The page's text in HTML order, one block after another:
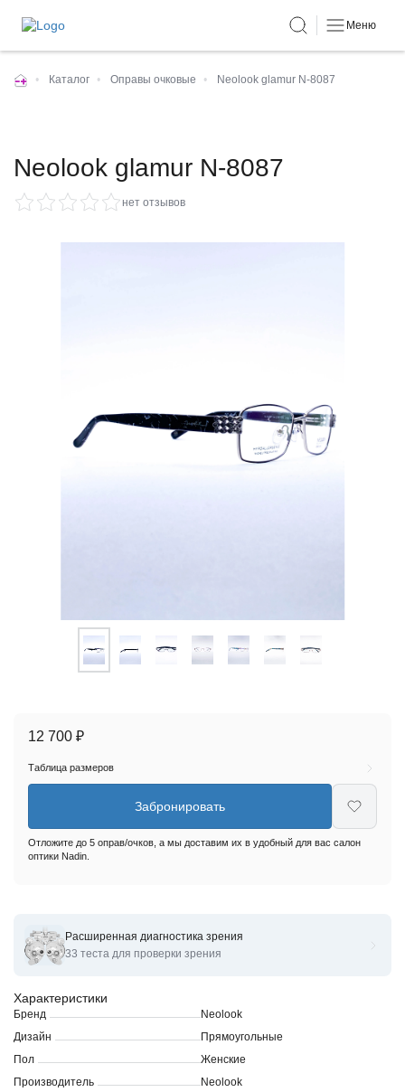
Меню
• Каталог • Оправы очковые • Neolook glamur N-8087
Neolook glamur N-8087
нет отзывов
Оправы для очков корригирующих Neolook glamur N-8087
Характеристики
Бренд
Neolook
Дизайн
Прямоугольные
Пол
Женские
Производитель
Neolook
12 700 ₽
Таблица размеров
Забронировать
Отложите до 5 оправ/очков, а мы доставим их в удобный для вас салон
оптики Nadin.
Расширенная диагностика зрения
33 теста для проверки зрения